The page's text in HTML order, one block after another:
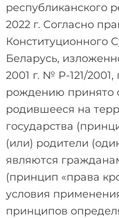
республиканского
2022 г. Согласно
Конституционного
Беларусь,
2001 г. № Р-121/
рождению принято
родившееся на
государства
(или) родители
являются
(принцип «права
условия
принципов